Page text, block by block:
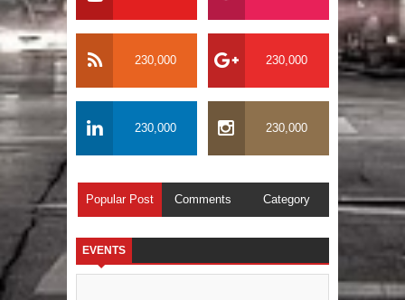
230,000 230,000
230,000 230,000
Popular Post Comments Category
EVENTS